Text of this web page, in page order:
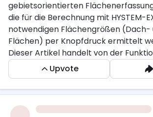
gebietsorientierten
die für die Berechnung mit HYSTEM-
notwendigen Flächengrößen
Flächen) per Knopfdruck ermittelt
Dieser Artikel handelt von der
separat zu lizenzierenden Add-ons für
Kanalplanung.
Für den automatisierten
Dach- und befestigten Flächen auf
Upvote